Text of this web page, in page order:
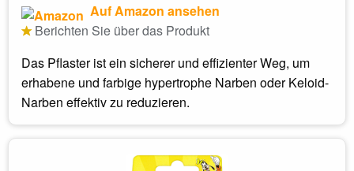
Auf Amazon ansehen
Berichten Sie über das Produkt
Das Pflaster ist ein sicherer und effizienter Weg, um
erhabene und farbige hypertrophe Narben oder Keloid-
Narben effektiv zu reduzieren.